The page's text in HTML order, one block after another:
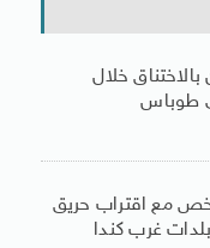
خلال
طوباس
20 ألف شخص مع اقتراب حريق
غرب كندا